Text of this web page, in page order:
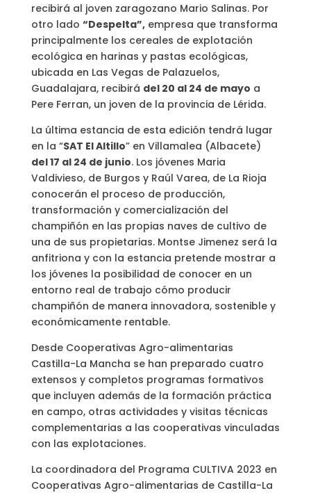
recibirá al joven zaragozano Mario Salinas. Por
otro lado “Despelta”,empresa que transforma
principalmente los cereales de explotación
ecológica en harinas y pastas ecológicas,
ubicada en Las Vegas de Palazuelos,
Guadalajara, recibirá del 20 al 24 de mayo a
Pere Ferran, un joven de la provincia de Lérida.
La última estancia de esta edición tendrá lugar
en la “SAT El Altillo” en Villamalea (Albacete)
del 17 al 24 de junio. Los jóvenes Maria
Valdivieso, de Burgos y Raúl Varea, de La Rioja
conocerán el proceso de producción,
transformación y comercialización del
champiñón en las propias naves de cultivo de
una de sus propietarias. Montse Jimenez será la
anfitriona y con la estancia pretende mostrar a
los jóvenes la posibilidad de conocer en un
entorno real de trabajo cómo producir
champiñón de manera innovadora, sostenible y
económicamente rentable.
Desde Cooperativas Agro-alimentarias
Castilla-La Mancha se han preparado cuatro
extensos y completos programas formativos
que incluyen además de la formación práctica
en campo, otras actividades y visitas técnicas
complementarias a las cooperativas vinculadas
con las explotaciones.
La coordinadora del Programa CULTIVA 2023 en
Cooperativas Agro-alimentarias de Castilla-La